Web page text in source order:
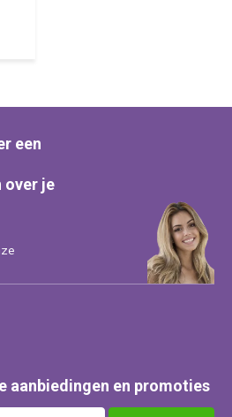
een
over je
aanbiedingen en promoties